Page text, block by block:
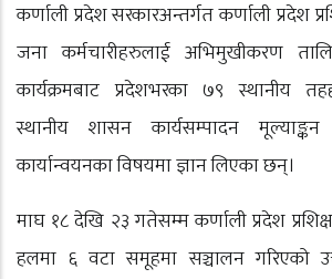
कर्णाली प्रदेश सरकारअन्तर्गत कर्णाली प्रदेश
जना कर्मचारीहरुलाई अभिमुखीकरण
कार्यक्रमबाट प्रदेशभरका ७९ स्थानीय
स्थानीय शासन कार्यसम्पादन मूल्याङ्कन
कार्यान्वयनका विषयमा ज्ञान लिएका छन्।
माघ १८ देखि २३ गतेसम्म कर्णाली प्रदेश
हलमा ६ वटा समूहमा सञ्चालन गरिएको